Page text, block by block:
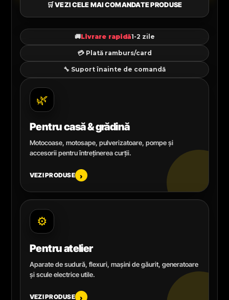
🛒 VEZI CELE MAI COMANDATE PRODUSE
🚚Livrare rapidă1-2 zile
💳 Plată ramburs/card
🔧 Suport înainte de comandă
🌿
Pentru casă & grădină
Motocoase, motosape, pulverizatoare, pompe și
accesorii pentru întreținerea curții.
VEZI PRODUSE ›
⚙️
Pentru atelier
Aparate de sudură, flexuri, mașini de găurit, generatoare
și scule electrice utile.
VEZI PRODUSE ›